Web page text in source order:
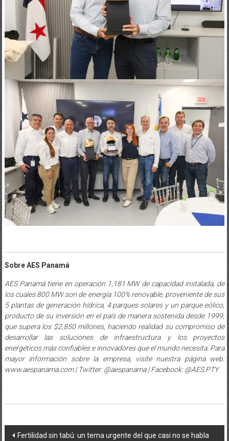
Sobre AES Panamá
AES Panamá tiene en operación 1,181 MW de capacidad instalada, de
los cuales 800 MW son de energía 100% renovable, proveniente de sus
5 plantas de generación hídrica, 4 parques solares y un parque eólico,
producto de su inversión en el país de manera sostenida desde 1999,
que supera los $2,850 millones, haciendo realidad su compromiso de
desarrollar las soluciones de infraestructura y los proyectos
energéticos más confiables e innovadores que el mundo necesita. Para
mayor información sobre la empresa, visite nuestra página web:
www.aespanama.com | Twitter: @aespanama | Facebook: @AES.PTY
Navegación
Fertilidad sin tabú: un tema urgente del que casi no se habla